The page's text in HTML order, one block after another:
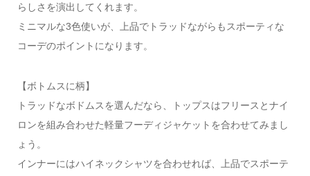
らしさを演出してくれます。
ミニマルな3色使いが、上品でトラッドながらもスポーティな
コーデのポイントになります。
【ボトムスに柄】
トラッドなボドムスを選んだなら、トップスはフリースとナイ
ロンを組み合わせた軽量フーディジャケットを合わせてみまし
ょう。
インナーにはハイネックシャツを合わせれば、上品でスポーテ